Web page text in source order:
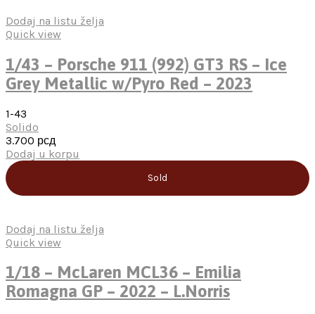
Dodaj na listu želja
Quick view
1/43 – Porsche 911 (992) GT3 RS – Ice
Grey Metallic w/Pyro Red – 2023
1-43
Solido
3.700 рсд
Dodaj u korpu
Sold
Dodaj na listu želja
Quick view
1/18 – McLaren MCL36 – Emilia
Romagna GP – 2022 – L.Norris